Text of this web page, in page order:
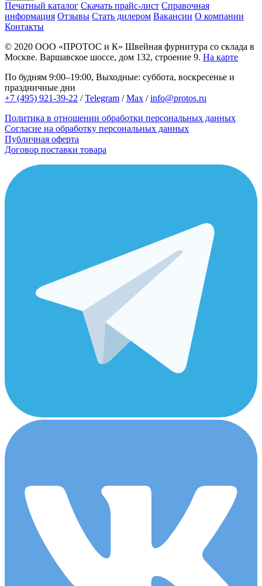
Печатный каталог Скачать прайс-лист Справочная
информация Отзывы Стать дилером Вакансии О компании
Контакты
© 2020 ООО «ПРОТОС и К» Швейная фурнитура со склада в
Москве. Варшавское шоссе, дом 132, строение 9. На карте
По будням 9:00–19:00, Выходные: суббота, воскресенье и
праздничные дни
+7 (495) 921-39-22 /Telegram /Max /info@protos.ru
Политика в отношении обработки персональных данных
Согласие на обработку персональных данных
Публичная оферта
Договор поставки товара